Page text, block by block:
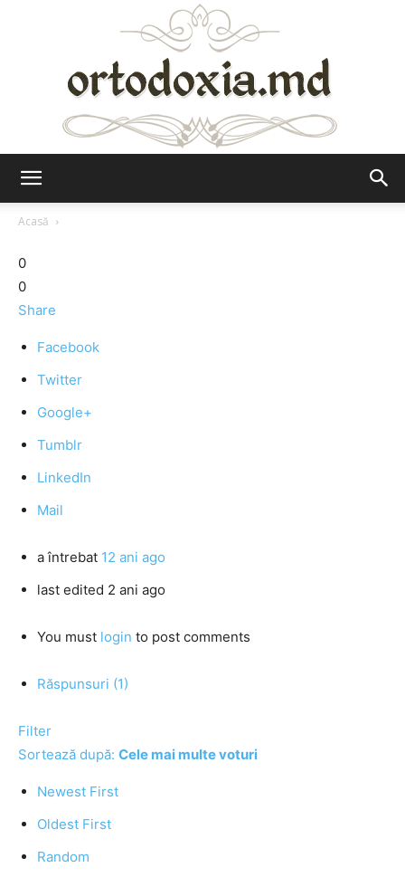
Acasă
0
0
Share
Facebook
Twitter
Google+
Tumblr
LinkedIn
Mail
a întrebat 12 ani ago
last edited 2 ani ago
You must login to post comments
Răspunsuri (1)
Filter
Sortează după: Cele mai multe voturi
Newest First
Oldest First
Random